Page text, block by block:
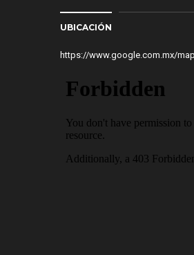
UBICACIÓN
https://www.google.com.mx/